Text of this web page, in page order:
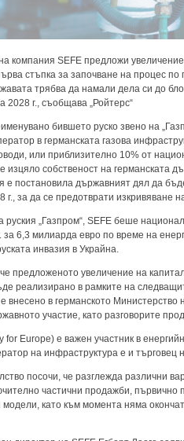
компания SEFE предложи
стъпка за започване на процес по
трябва да намали дела си до
2028 г., съобщава „Ройтерс“
бившето руско звено на
в германската газова
или приблизително 10% от
изцяло собственост на германската
е постановила държавният дял да
г., за да се предотврати изкривяване
руския „Газпром“, SEFE беше
за 6,3 милиарда евро по време на
инвазия в Украйна.
предложеното увеличение на
реализирано в рамките на
внесено в германското Министерство
участие, като разговорите
for Europe) е важен участник в
на инфраструктура е и търговец
посочи, че разглежда различни
частични продажби, първично
модели, като към момента няма